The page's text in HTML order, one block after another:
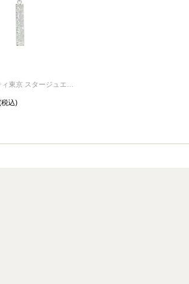
テクノシティ東京 スタージュエリーネックレス ロジウム / 単品